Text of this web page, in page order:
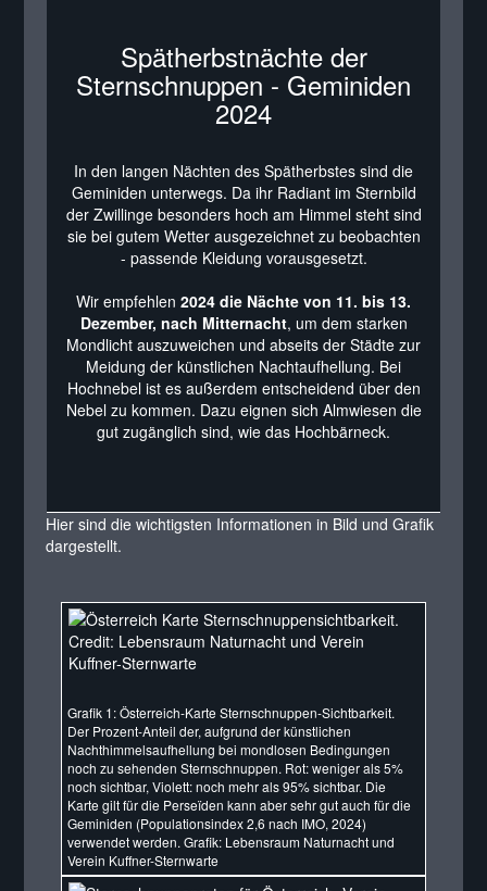
Spätherbstnächte der
Sternschnuppen - Geminiden
2024
In den langen Nächten des Spätherbstes sind die
Geminiden unterwegs. Da ihr Radiant im Sternbild
der Zwillinge besonders hoch am Himmel steht sind
sie bei gutem Wetter ausgezeichnet zu beobachten
- passende Kleidung vorausgesetzt.
Wir empfehlen 2024 die Nächte von 11. bis 13.
Dezember, nach Mitternacht, um dem starken
Mondlicht auszuweichen und abseits der Städte zur
Meidung der künstlichen Nachtaufhellung. Bei
Hochnebel ist es außerdem entscheidend über den
Nebel zu kommen. Dazu eignen sich Almwiesen die
gut zugänglich sind, wie das Hochbärneck.
Hier sind die wichtigsten Informationen in Bild und Grafik
dargestellt.
Grafik 1: Österreich-Karte Sternschnuppen-Sichtbarkeit.
Der Prozent-Anteil der, aufgrund der künstlichen
Nachthimmelsaufhellung bei mondlosen Bedingungen
noch zu sehenden Sternschnuppen. Rot: weniger als 5%
noch sichtbar, Violett: noch mehr als 95% sichtbar. Die
Karte gilt für die Perseïden kann aber sehr gut auch für die
Geminiden (Populationsindex 2,6 nach IMO, 2024)
verwendet werden. Grafik: Lebensraum Naturnacht und
Verein Kuffner-Sternwarte